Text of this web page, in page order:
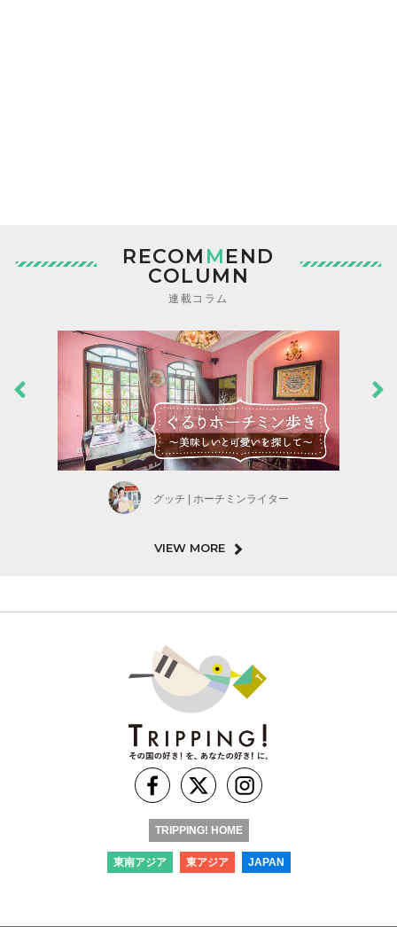
RECOM MEND
COLUMN
連載コラム
グッチ | ホーチミンライター
VIEW MORE
TRIPPING! HOME
東南アジア 東アジア JAPAN